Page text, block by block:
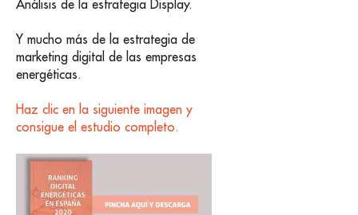
Análisis de la estrategia Display.
Y mucho más de la estrategia de
marketing digital de las empresas
energéticas.
Haz clic en la siguiente imagen y
consigue el estudio completo.